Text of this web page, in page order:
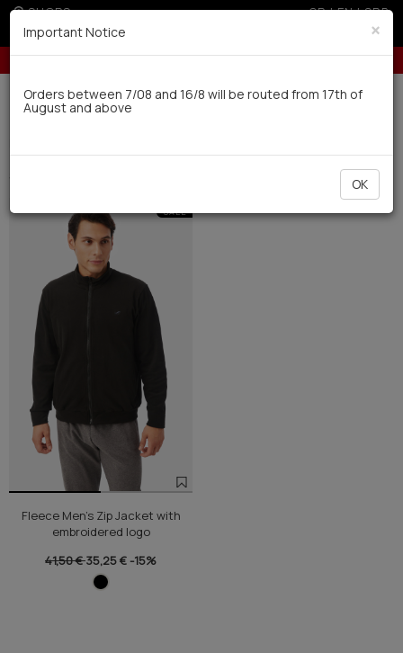
SHOPS GR|EN|SRB
10% off for orders over 250€ for EU & 300€ for non EU
Delivery in 7-9 working days via UPS
Filter
SALE
Fleece Men's Zip Jacket with
embroidered logo
41,50 €35,25 € -15%
×
Important Notice
Orders between 7/08 and 16/8 will be routed from 17th of
August and above
OK